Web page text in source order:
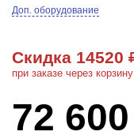
Доп. оборудование
Скидка 14520
при заказе через корзину
72 600